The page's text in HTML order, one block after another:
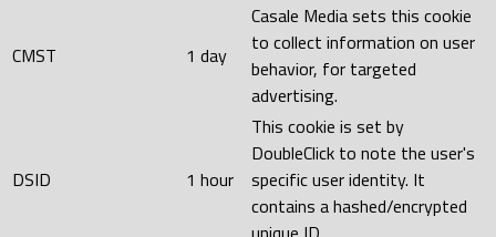
CMST 1 day
Casale Media sets this cookie
to collect information on user
behavior, for targeted
advertising.
DSID 1 hour
This cookie is set by
DoubleClick to note the user's
specific user identity. It
contains a hashed/encrypted